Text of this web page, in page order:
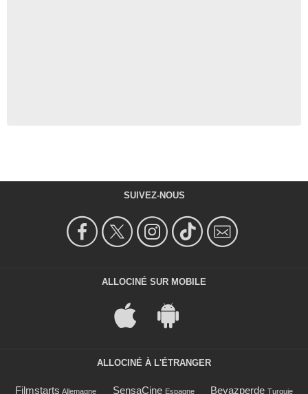
SUIVEZ-NOUS
ALLOCINÉ SUR MOBILE
ALLOCINÉ À L'ÉTRANGER
Filmstarts Allemagne SensaCine Espagne Beyazperde Turquie